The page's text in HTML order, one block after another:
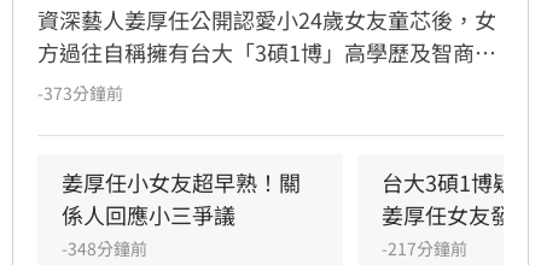
資深藝人姜厚任公開認愛小24歲女友童芯後，女
方過往自稱擁有台大「3碩1博」高學歷及智商
146等背景引發外界高度質疑。童芯日前於社群
件，導致話題持續發酵，網友針對其學歷真實性
仍存有諸多疑問。面對女友身陷輿論風波，姜厚
任展現力挺態度，笑稱兩人的戀情已像偵探片，
-373分鐘前
姜厚任小女友超早熟！關
係人回應小三爭議
-348分鐘前
台大3碩1博疑
姜厚任女友發聲
-217分鐘前